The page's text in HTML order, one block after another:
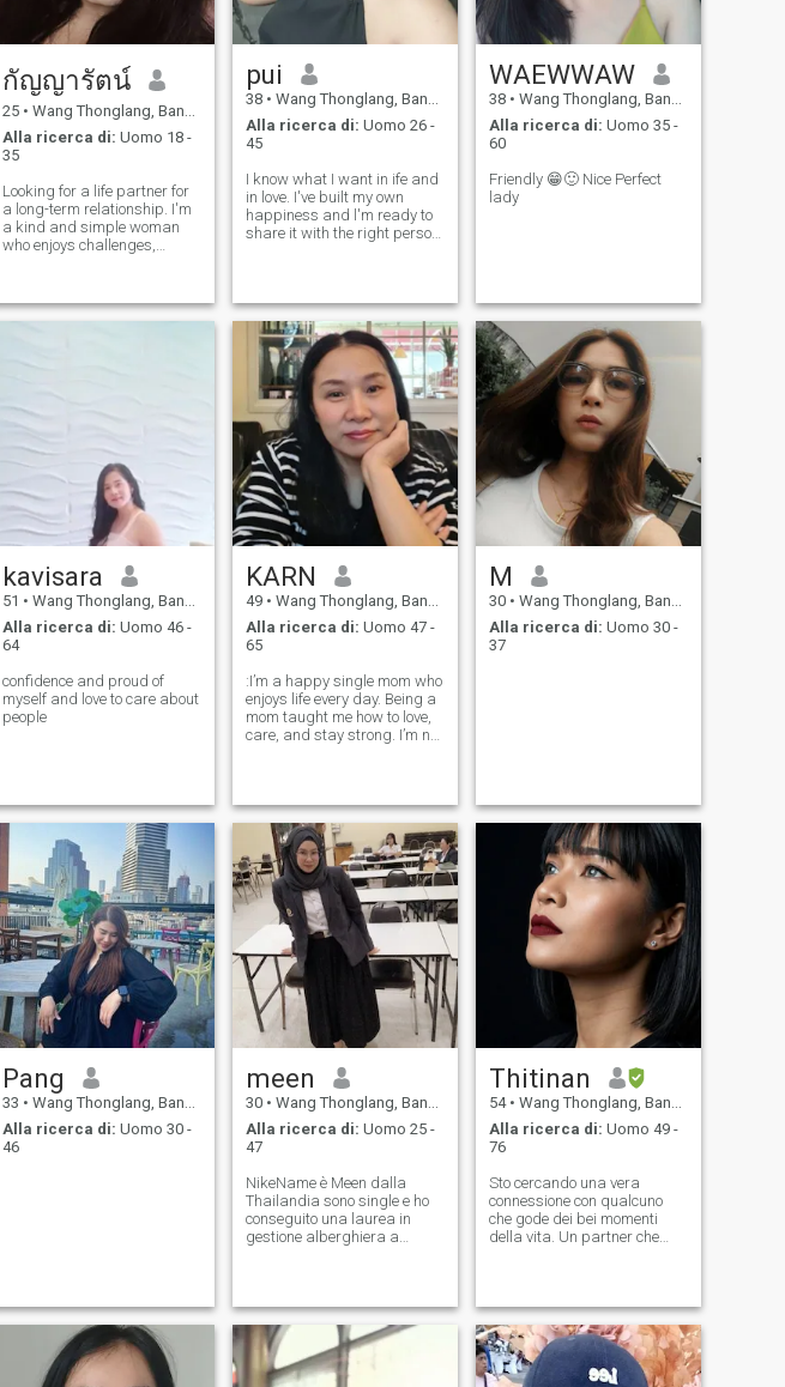
กัญญารัตน์
25 • Wang Thonglang, Bangkok, Thailandia
Alla ricerca di: Uomo 18 -
35
Looking for a life partner for
a long-term relationship. I'm
a kind and simple woman
who enjoys challenges,
support me in every way and
is loyal. In the future, I want to
pui
38 • Wang Thonglang, Bangkok, Thailandia
Alla ricerca di: Uomo 26 -
45
I know what I want in ife and
in love. I've built my own
happiness and l'm ready to
share it with the right person.
confident, and knows how *O
take care of the
WAEWWAW
38 • Wang Thonglang, Bangkok, Thailandia
Alla ricerca di: Uomo 35 -
60
Friendly 😁🙂 Nice Perfect
lady
kavisara
51 • Wang Thonglang, Bangkok, Thailandia
Alla ricerca di: Uomo 46 -
64
confidence and proud of
myself and love to care about
people
KARN
49 • Wang Thonglang, Bangkok, Thailandia
Alla ricerca di: Uomo 47 -
65
:I’m a happy single mom who
enjoys life every day. Being a
mom taught me how to love,
care, and stay strong. I’m not
share smiles, love, and good
days together.I'
M
30 • Wang Thonglang, Bangkok, Thailandia
Alla ricerca di: Uomo 30 -
37
Pang
33 • Wang Thonglang, Bangkok, Thailandia
Alla ricerca di: Uomo 30 -
46
meen
30 • Wang Thonglang, Bangkok, Thailandia
Alla ricerca di: Uomo 25 -
47
NikeName è Meen dalla
Thailandia sono single e ho
conseguito una laurea in
gestione alberghiera a
Thitinan
54 • Wang Thonglang, Bangkok, Thailandia
Alla ricerca di: Uomo 49 -
76
Sto cercando una vera
connessione con qualcuno
che gode dei bei momenti
della vita. Un partner che
vero amore, il rispetto, e vuole
condividere i momenti
speciali della vita insieme. Mi
piace vivere una buona vita e
godermi momenti speciali di